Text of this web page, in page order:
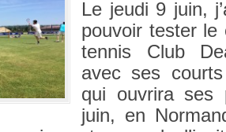
Le jeudi 9 juin,
pouvoir test­er le
ten­nis Club
avec ses
qui ouv­rira ses
juin, en